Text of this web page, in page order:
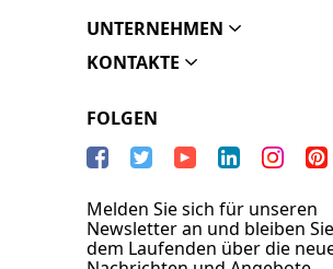
UNTERNEHMEN
KONTAKTE
FOLGEN
Melden Sie sich für unseren
Newsletter an und bleiben
dem Laufenden über die